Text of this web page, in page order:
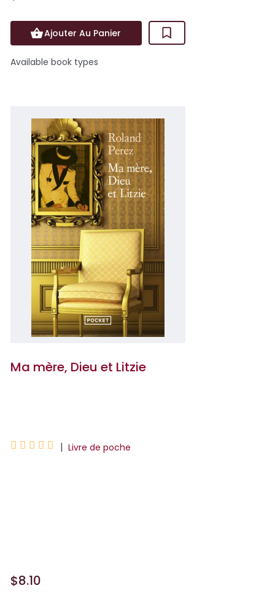
Ajouter Au Panier
Available book types
Ma mère, Dieu et Litzie
     | Livre de poche
$8.10